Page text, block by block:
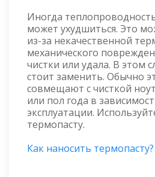
Иногда
может ухудшиться. Это
из-за некачественной
механического
чистки или удала. В этом
стоит заменить. Обычно
совмещают с чисткой
или пол года в
эксплуатации.
термопасту.
Как наносить термопасту?